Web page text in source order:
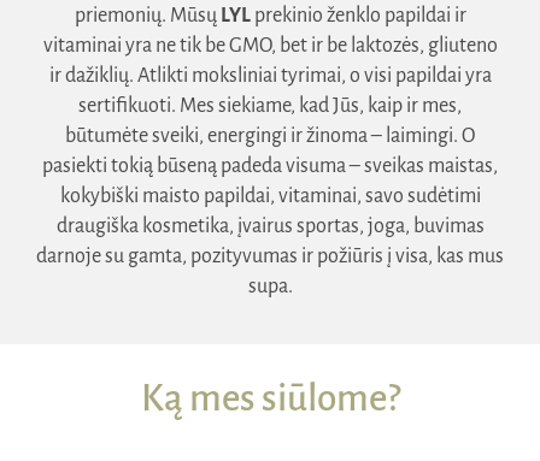
priemonių. Mūsų LYLprekinio ženklo papildai ir
vitaminai yra ne tik be GMO, bet ir be laktozės, gliuteno
ir dažiklių. Atlikti moksliniai tyrimai, o visi papildai yra
sertifikuoti. Mes siekiame, kad Jūs, kaip ir mes,
būtumėte sveiki, energingi ir žinoma – laimingi. O
pasiekti tokią būseną padeda visuma – sveikas maistas,
kokybiški maisto papildai, vitaminai, savo sudėtimi
draugiška kosmetika, įvairus sportas, joga, buvimas
darnoje su gamta, pozityvumas ir požiūris į visa, kas mus
supa.
Ką mes siūlome?